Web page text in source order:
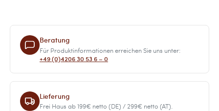
Beratung
Für Produktinformationen erreichen Sie uns unter:
+49 (0)4206 30 53 6 – 0
Lieferung
Frei Haus ab 199€ netto (DE) / 299€ netto (AT).